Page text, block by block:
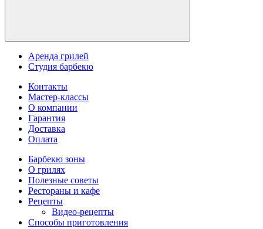
Аренда грилей
Студия барбекю
Контакты
Мастер-классы
О компании
Гарантия
Доставка
Оплата
Барбекю зоны
О грилях
Полезные советы
Рестораны и кафе
Рецепты
Видео-рецепты
Способы приготовления